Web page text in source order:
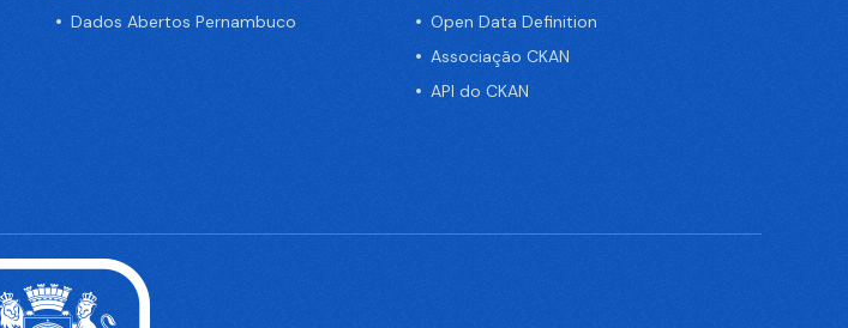
Dados Abertos Pernambuco
Open Data Definition
Associação CKAN
API do CKAN